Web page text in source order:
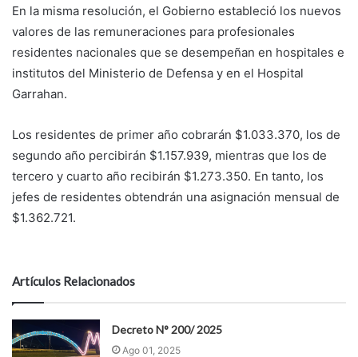
En la misma resolución, el Gobierno estableció los nuevos
valores de las remuneraciones para profesionales
residentes nacionales que se desempeñan en hospitales e
institutos del Ministerio de Defensa y en el Hospital
Garrahan.
Los residentes de primer año cobrarán $1.033.370, los de
segundo año percibirán $1.157.939, mientras que los de
tercero y cuarto año recibirán $1.273.350. En tanto, los
jefes de residentes obtendrán una asignación mensual de
$1.362.721.
Artículos Relacionados
Decreto N° 200/ 2025
Ago 01, 2025